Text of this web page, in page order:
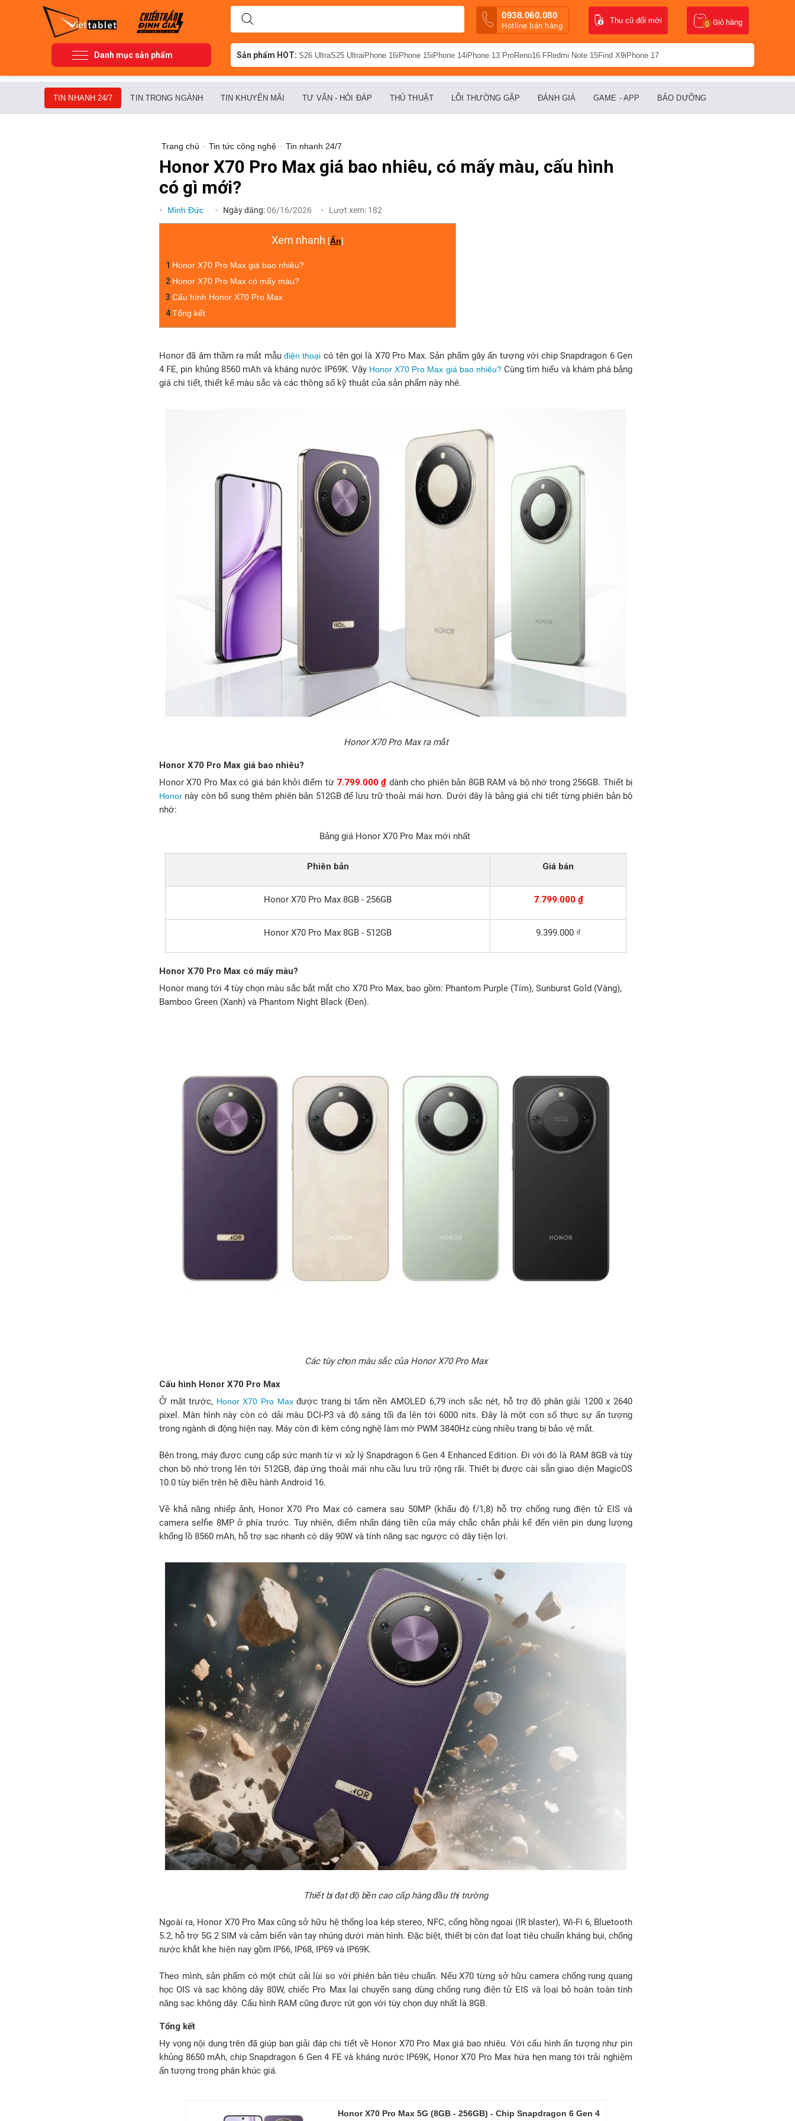
0938.060.080
Hotline bán hàng Giỏ hàng
0
Thu cũ đổi mới
Danh mục sản phẩm Sản phẩm HOT: S26 UltraS25 UltraiPhone 16iPhone 15iPhone 14iPhone 13 ProReno16 FRedmi Note 15Find X9iPhone 17
TIN NHANH 24/7 TIN TRONG NGÀNH TIN KHUYẾN MÃI TƯ VẤN - HỎI ĐÁP THỦ THUẬT LỖI THƯỜNG GẶP ĐÁNH GIÁ GAME - APP BẢO DƯỠNG
Trang chủ - Tin tức công nghệ - Tin nhanh 24/7
Honor X70 Pro Max giá bao nhiêu, có mấy màu, cấu hình
có gì mới?
Minh Đức Ngày đăng:06/16/2026 Lượt xem: 182
Xem nhanh [Ẩn]
1 Honor X70 Pro Max giá bao nhiêu?
2 Honor X70 Pro Max có mấy màu?
3 Cấu hình Honor X70 Pro Max
4Tổng kết
Honor đã âm thầm ra mắt mẫu điện thoại có tên gọi là X70 Pro Max. Sản phẩm gây ấn tượng với chip Snapdragon 6 Gen
4 FE, pin khủng 8560 mAh và kháng nước IP69K. Vậy Honor X70 Pro Max giá bao nhiêu?Cùng tìm hiểu và khám phá bảng
giá chi tiết, thiết kế màu sắc và các thông số kỹ thuật của sản phẩm này nhé.
Honor X70 Pro Max ra mắt
Honor X70 Pro Max giá bao nhiêu?
Honor X70 Pro Max có giá bán khởi điểm từ 7.799.000 ₫ dành cho phiên bản 8GB RAM và bộ nhớ trong 256GB. Thiết bị
Honor này còn bổ sung thêm phiên bản 512GB để lưu trữ thoải mái hơn. Dưới đây là bảng giá chi tiết từng phiên bản bộ
nhớ:
Bảng giá Honor X70 Pro Max mới nhất
Phiên bản Giá bán
Honor X70 Pro Max 8GB - 256GB 7.799.000 ₫
Honor X70 Pro Max 8GB - 512GB 9.399.000 ₫
Honor X70 Pro Max có mấy màu?
Honor mang tới 4 tùy chọn màu sắc bắt mắt cho X70 Pro Max, bao gồm: Phantom Purple (Tím), Sunburst Gold (Vàng),
Bamboo Green (Xanh) và Phantom Night Black (Đen).
Các tùy chọn màu sắc của Honor X70 Pro Max
Cấu hình Honor X70 Pro Max
Ở mặt trước, Honor X70 Pro Maxđược trang bị tấm nền AMOLED 6,79 inch sắc nét, hỗ trợ độ phân giải 1200 x 2640
pixel. Màn hình này còn có dải màu DCI-P3 và độ sáng tối đa lên tới 6000 nits. Đây là một con số thực sự ấn tượng
trong ngành di động hiện nay. Máy còn đi kèm công nghệ làm mờ PWM 3840Hz cùng nhiều trang bị bảo vệ mắt.
Bên trong, máy được cung cấp sức mạnh từ vi xử lý Snapdragon 6 Gen 4 Enhanced Edition. Đi với đó là RAM 8GB và tùy
chọn bộ nhớ trong lên tới 512GB, đáp ứng thoải mái nhu cầu lưu trữ rộng rãi. Thiết bị được cài sẵn giao diện MagicOS
10.0 tùy biến trên hệ điều hành Android 16.
Về khả năng nhiếp ảnh, Honor X70 Pro Max có camera sau 50MP (khẩu độ f/1,8) hỗ trợ chống rung điện tử EIS và
camera selfie 8MP ở phía trước. Tuy nhiên, điểm nhấn đáng tiền của máy chắc chắn phải kể đến viên pin dung lượng
khổng lồ 8560 mAh, hỗ trợ sạc nhanh có dây 90W và tính năng sạc ngược có dây tiện lợi.
Thiết bị đạt độ bền cao cấp hàng đầu thị trường
Ngoài ra, Honor X70 Pro Max cũng sở hữu hệ thống loa kép stereo, NFC, cổng hồng ngoại (IR blaster), Wi-Fi 6, Bluetooth
5.2, hỗ trợ 5G 2 SIM và cảm biến vân tay nhúng dưới màn hình. Đặc biệt, thiết bị còn đạt loạt tiêu chuẩn kháng bụi, chống
nước khắt khe hiện nay gồm IP66, IP68, IP69 và IP69K.
Theo mình, sản phẩm có một chút cải lùi so với phiên bản tiêu chuẩn. Nếu X70 từng sở hữu camera chống rung quang
học OIS và sạc không dây 80W, chiếc Pro Max lại chuyển sang dùng chống rung điện tử EIS và loại bỏ hoàn toàn tính
năng sạc không dây. Cấu hình RAM cũng được rút gọn với tùy chọn duy nhất là 8GB.
Tổng kết
Hy vọng nội dung trên đã giúp bạn giải đáp chi tiết về Honor X70 Pro Max giá bao nhiêu. Với cấu hình ấn tượng như pin
khủng 8650 mAh, chip Snapdragon 6 Gen 4 FE và kháng nước IP69K, Honor X70 Pro Max hứa hẹn mang tới trải nghiệm
ấn tượng trong phân khúc giá.
Honor X70 Pro Max 5G (8GB - 256GB) - Chip Snapdragon 6 Gen 4